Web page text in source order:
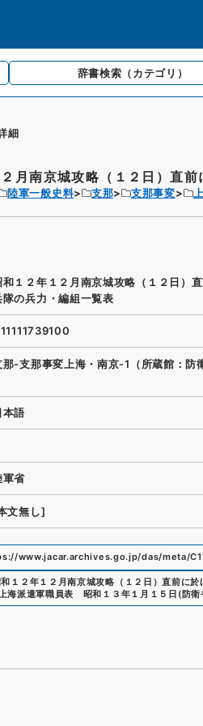
辞書検索 （カテゴリ）
細
月南京城攻略（１２日）直
陸軍一般史料 支那 支那事変
和１２年１２月南京城攻略（１２日）
隊の兵力・編組一覧表
那-支那事変上海・南京-1（所蔵館：防
本語
軍省
文無し]
www.jacar.archives.go.jp/das/meta/
１２年１２月南京城攻略（１２日）直前に
上海派遣軍職員表 昭和１３年１月１５日 (防衛